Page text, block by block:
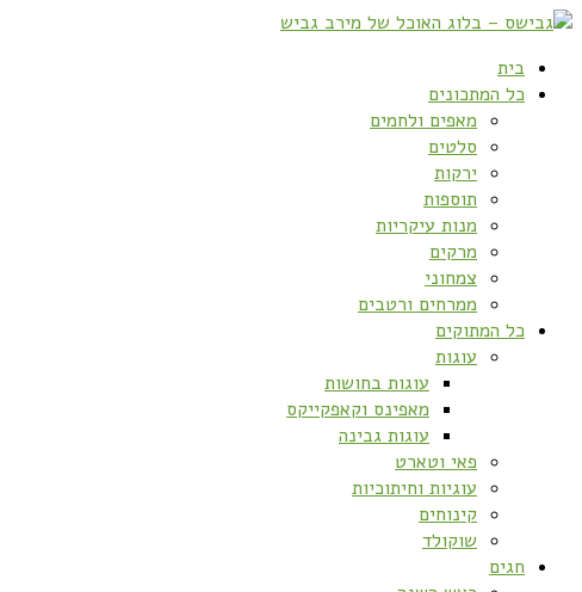
בית
כל המתכונים
מאפים ולחמים
סלטים
ירקות
תוספות
מנות עיקריות
מרקים
צמחוני
ממרחים ורטבים
כל המתוקים
עוגות
עוגות בחושות
מאפינס וקאפקייקס
עוגות גבינה
פאי וטארט
עוגיות וחיתוכיות
קינוחים
שוקולד
חגים